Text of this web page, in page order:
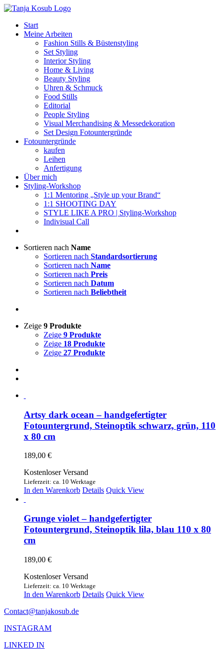
Zum
springenStart
Meine Arbeiten
Fashion Stills & Büstenstyling
Set Styling
Interior Styling
Home & Living
Beauty Styling
Uhren & Schmuck
Food Stills
Editorial
People Styling
Visual Merchandising & Messedekoration
Set Design Fotountergründe
Fotountergründe
kaufen
Leihen
Anfertigung
Über mich
Styling-Workshop
1:1 Mentoring „Style up your Brand“
1:1 SHOOTING DAY
STYLE LIKE A PRO | Styling-Workshop
Indivisual Call
Sortieren nach Name
Sortieren nach Standardsortierung
Sortieren nach Name
Sortieren nach Preis
Sortieren nach Datum
Sortieren nach Beliebtheit
Zeige 9 Produkte
Zeige 9 Produkte
Zeige 18 Produkte
Zeige 27 Produkte
Artsy dark ocean – handgefertigter
Fotountergrund, Steinoptik schwarz, grün, 110
x 80 cm
189,00 €
Kostenloser Versand
Lieferzeit: ca. 10 Werktage
In den Warenkorb Details Quick View
Grunge violet – handgefertigter
Fotountergrund, Steinoptik lila, blau 110 x 80
cm
189,00 €
Kostenloser Versand
Lieferzeit: ca. 10 Werktage
In den Warenkorb Details Quick View
Contact@tanjakosub.de
INSTAGRAM
LINKED IN